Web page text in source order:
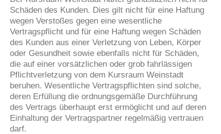
Schäden des Kunden. Dies gilt nicht für eine Haftung
wegen Verstoßes gegen eine wesentliche
Vertragspflicht und für eine Haftung wegen Schäden
des Kunden aus einer Verletzung von Leben, Körper
oder Gesundheit sowie ebenfalls nicht für Schäden,
die auf einer vorsätzlichen oder grob fahrlässigen
Pflichtverletzung von dem Kursraum Weinstadt
beruhen. Wesentliche Vertragspflichten sind solche,
deren Erfüllung die ordnungsgemäße Durchführung
des Vertrags überhaupt erst ermöglicht und auf deren
Einhaltung der Vertragspartner regelmäßig vertrauen
darf.